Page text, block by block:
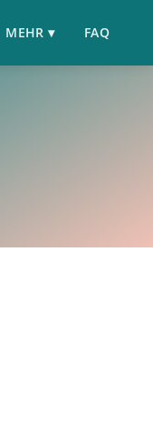
MEHR ▾ FAQ